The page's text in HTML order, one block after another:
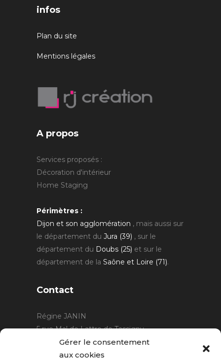
Gérer le consentement
aux cookies
infos
Plan du site
Mentions légales
A propos
Services proposés :
Décoration d'intérieur
Home Staging
Périmètres :
Dijon et son agglomération , mais aussi sur
le département du Jura (39) , sur le
département du Doubs (25) et sur le
département de la Saône et Loire (71).
Contact
Régine JANIN
5 rue Mal de Lattre de Tassigny
21220 Gevrey Chambertin
06 15 15 80 29